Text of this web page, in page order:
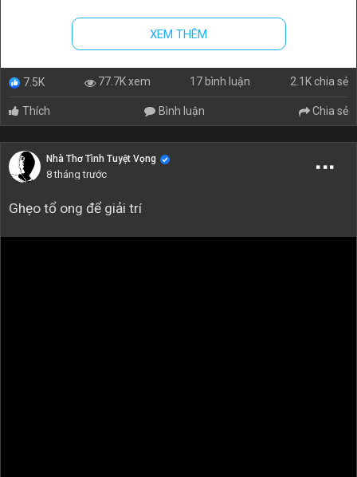
XEM THÊM
7.5K 77.7K xem 17 bình luận 2.1K chia sẻ
Thích Bình luận Chia sẻ
Nhà Thơ Tình Tuyệt Vọng
8 tháng trước
Ghẹo tổ ong để giải trí